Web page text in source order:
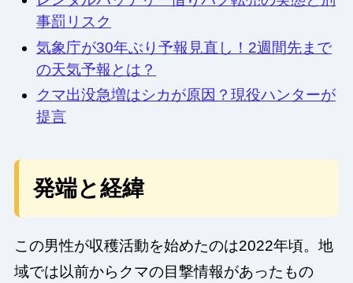
事罰リスク
気象庁が30年ぶり予報見直し！2週間先まで
の天気予報とは？
クマ出没急増はシカが原因？現役ハンターが
提言
発端と経緯
この男性が収穫活動を始めたのは2022年頃。地
域では以前からクマの目撃情報があったもの